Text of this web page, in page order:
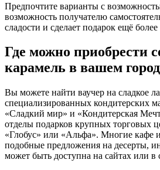
Предпочтите варианты с
возможность получателю
сладости и сделает подарок ещё
Где можно приобрести
карамель в вашем
Вы можете найти ваучер на сладкое
специализированных кондитерских
«Сладкий мир» и «Кондитерская
отделы подарков крупных торговых
«Глобус» или «Альфа». Многие кафе
подобные предложения на десерты,
может быть доступна на сайтах или в